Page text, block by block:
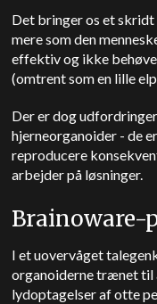
Det bringer os et
mere som den
effektiv og ikke
(omtrent som en lille
Der er dog
hjerneorganoider - de
reproducere
arbejder på løsninger.
I et uovervåget
organoiderne trænet til
lydoptagelser af otte